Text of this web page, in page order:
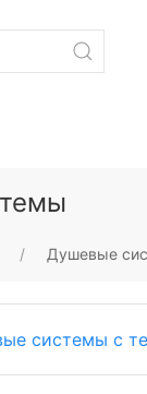
Душевые
системы с